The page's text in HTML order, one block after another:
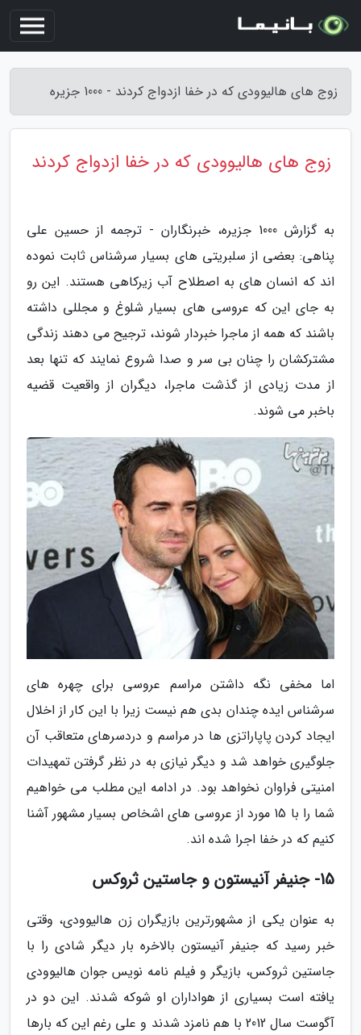
زوج های هالیوودی که در خفا ازدواج کردند - 1000 جزیره
زوج های هالیوودی که در خفا ازدواج کردند
به گزارش 1000 جزیره، خبرنگاران - ترجمه از حسین علی
پناهی: بعضی از سلبریتی های بسیار سرشناس ثابت نموده
اند که انسان های به اصطلاح آب زیرکاهی هستند. این رو
به جای این که عروسی های بسیار شلوغ و مجللی داشته
باشند که همه از ماجرا خبردار شوند، ترجیح می دهند زندگی
مشترکشان را چنان بی سر و صدا شروع نمایند که تنها بعد
از مدت زیادی از گذشت ماجرا، دیگران از واقعیت قضیه
باخبر می شوند.
اما مخفی نگه داشتن مراسم عروسی برای چهره های
سرشناس ایده چندان بدی هم نیست زیرا با این کار از اخلال
ایجاد کردن پاپاراتزی ها در مراسم و دردسرهای متعاقب آن
جلوگیری خواهد شد و دیگر نیازی به در نظر گرفتن تمهیدات
امنیتی فراوان نخواهد بود. در ادامه این مطلب می خواهیم
شما را با 15 مورد از عروسی های اشخاص بسیار مشهور آشنا
کنیم که در خفا اجرا شده اند.
15- جنیفر آنیستون و جاستین ثروکس
به عنوان یکی از مشهورترین بازیگران زن هالیوودی، وقتی
خبر رسید که جنیفر آنیستون بالاخره بار دیگر شادی را با
جاستین ثروکس، بازیگر و فیلم نامه نویس جوان هالیوودی
یافته است بسیاری از هواداران او شوکه شدند. این دو در
آگوست سال 2012 با هم نامزد شدند و علی رغم این که بارها